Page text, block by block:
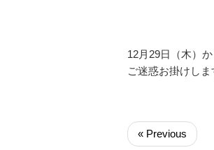
12月29日（木）
ご迷惑お掛けしま
« Previous